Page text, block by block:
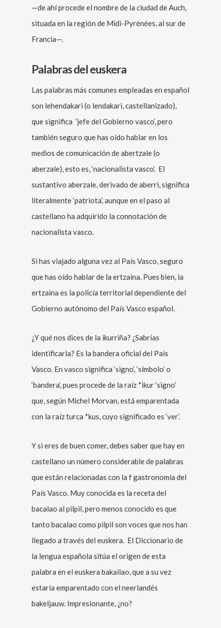
—de ahí procede el nombre de la ciudad de Auch,
situada en la región de Midi-Pyrénées, al sur de
Francia—.
Palabras del euskera
Las palabras más comunes empleadas en español
son lehendakari (o lendakari, castellanizado),
que significa ‘jefe del Gobierno vasco’, pero
también seguro que has oído hablar en los
medios de comunicación de abertzale (o
aberzale), esto es, ‘nacionalista vasco’. El
sustantivo aberzale, derivado de aberri, significa
literalmente ‘patriota’, aunque en el paso al
castellano ha adquirido la connotación de
nacionalista vasco.
Si has viajado alguna vez al País Vasco, seguro
que has oído hablar de la ertzaina. Pues bien, la
ertzaina es la policía territorial dependiente del
Gobierno autónomo del País Vasco español.
¿Y qué nos dices de la ikurriña? ¿Sabrías
identificarla? Es la bandera oficial del País
Vasco. En vasco significa ‘signo’, ‘símbolo’ o
‘bandera’, pues procede de la raíz *ikur ‘signo’
que, según Michel Morvan, está emparentada
con la raíz turca *kus, cuyo significado es ‘ver’.
Y si eres de buen comer, debes saber que hay en
castellano un número considerable de palabras
que están relacionadas con la f gastronomía del
País Vasco. Muy conocida es la receta del
bacalao al pilpil, pero menos conocido es que
tanto bacalao como pilpil son voces que nos han
llegado a través del euskera. El Diccionario de
la lengua española sitúa el origen de esta
palabra en el euskera bakailao, que a su vez
estaría emparentado con el neerlandés
bakeljauw. Impresionante, ¿no?